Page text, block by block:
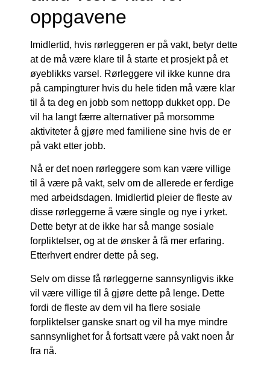
oppgavene
Imidlertid, hvis rørleggeren er på vakt, betyr dette
at de må være klare til å starte et prosjekt på et
øyeblikks varsel. Rørleggere vil ikke kunne dra
på campingturer hvis du hele tiden må være klar
til å ta deg en jobb som nettopp dukket opp. De
vil ha langt færre alternativer på morsomme
aktiviteter å gjøre med familiene sine hvis de er
på vakt etter jobb.
Nå er det noen rørleggere som kan være villige
til å være på vakt, selv om de allerede er ferdige
med arbeidsdagen. Imidlertid pleier de fleste av
disse rørleggerne å være single og nye i yrket.
Dette betyr at de ikke har så mange sosiale
forpliktelser, og at de ønsker å få mer erfaring.
Etterhvert endrer dette på seg.
Selv om disse få rørleggerne sannsynligvis ikke
vil være villige til å gjøre dette på lenge. Dette
fordi de fleste av dem vil ha flere sosiale
forpliktelser ganske snart og vil ha mye mindre
sannsynlighet for å fortsatt være på vakt noen år
fra nå.